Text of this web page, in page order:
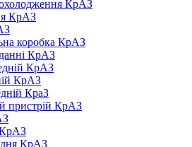
КрАЗ
КрАЗ
коробка КрАЗ
КрАЗ
КрАЗ
КрАЗ
КраЗ
пристрій КрАЗ
КрАЗ
КрАЗ